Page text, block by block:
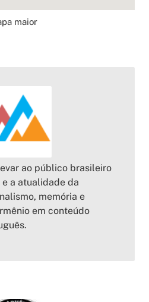
maior
ao público brasileiro
a atualidade da
memória e
em conteúdo